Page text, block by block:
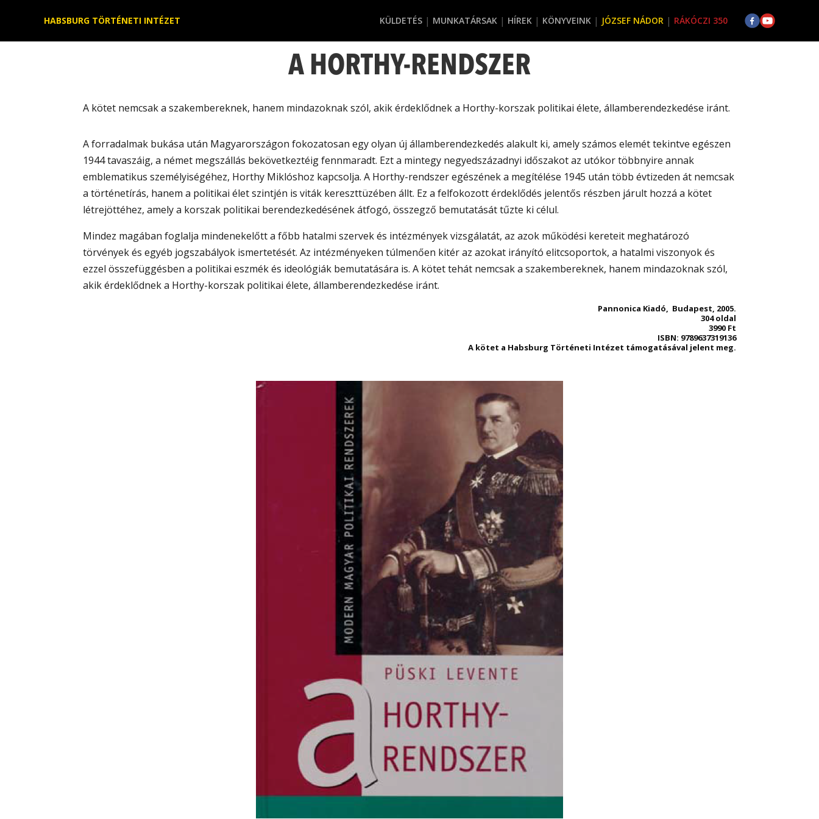
tartalomba
HABSBURG TÖRTÉNETI INTÉZET KÜLDETÉS MUNKATÁRSAK HÍREK KÖNYVEINK JÓZSEF NÁDOR RÁKÓCZI 350
A HORTHY-RENDSZER
A kötet nemcsak a szakembereknek, hanem mindazoknak szól, akik érdeklődnek a Horthy-korszak politikai élete, államberendezkedése iránt.
A forradalmak bukása után Magyarországon fokozatosan egy olyan új államberendezkedés alakult ki, amely számos elemét tekintve egészen
1944 tavaszáig, a német megszállás bekövetkeztéig fennmaradt. Ezt a mintegy negyedszázadnyi időszakot az utókor többnyire annak
emblematikus személyiségéhez, Horthy Miklóshoz kapcsolja. A Horthy-rendszer egészének a megítélése 1945 után több évtizeden át nemcsak
a történetírás, hanem a politikai élet szintjén is viták kereszttüzében állt. Ez a felfokozott érdeklődés jelentős részben járult hozzá a kötet
létrejöttéhez, amely a korszak politikai berendezkedésének átfogó, összegző bemutatását tűzte ki célul.
Mindez magában foglalja mindenekelőtt a főbb hatalmi szervek és intézmények vizsgálatát, az azok működési kereteit meghatározó
törvények és egyéb jogszabályok ismertetését. Az intézményeken túlmenően kitér az azokat irányító elitcsoportok, a hatalmi viszonyok és
ezzel összefüggésben a politikai eszmék és ideológiák bemutatására is. A kötet tehát nemcsak a szakembereknek, hanem mindazoknak szól,
akik érdeklődnek a Horthy-korszak politikai élete, államberendezkedése iránt.
Pannonica Kiadó, Budapest, 2005.
304 oldal
3990 Ft
ISBN: 9789637319136
A kötet a Habsburg Történeti Intézet támogatásával jelent meg.